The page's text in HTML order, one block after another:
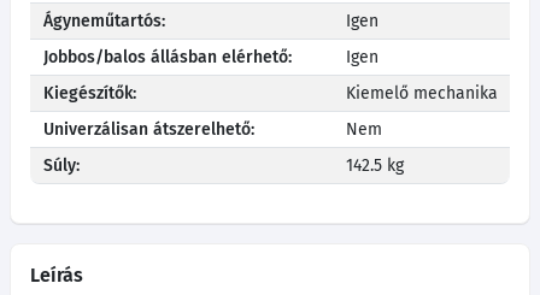
Ágyneműtartós:
Igen
Jobbos/balos állásban elérhető:
Igen
Kiegészítők:
Kiemelő mechanika
Univerzálisan átszerelhető:
Nem
Súly:
142.5 kg
Leírás